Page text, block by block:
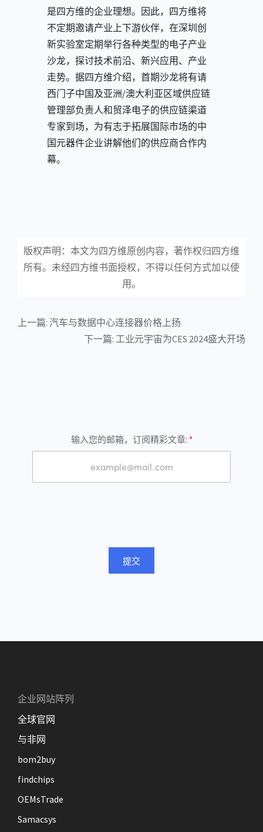
是四方维的企业理想。因此，四方维将
不定期邀请产业上下游伙伴，在深圳创
新实验室定期举行各种类型的电子产业
沙龙，探讨技术前沿、新兴应用、产业
走势。据四方维介绍，首期沙龙将有请
西门子中国及亚洲/澳大利亚区域供应链
管理部负责人和贸泽电子的供应链渠道
专家到场，为有志于拓展国际市场的中
国元器件企业讲解他们的供应商合作内
幕。
版权声明：本文为四方维原创内容，著作权归四方维
所有。未经四方维书面授权，不得以任何方式加以使
用。
上一篇: 汽车与数据中心连接器价格上扬
下一篇: 工业元宇宙为CES 2024盛大开场
输入您的邮箱，订阅精彩文章:
提交
企业网站阵列
全球官网
与非网
bom2buy
findchips
OEMsTrade
Samacsys